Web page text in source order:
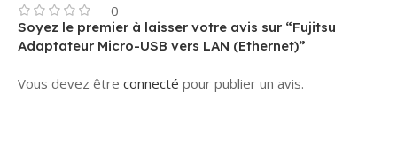
0
Soyez le premier à laisser votre avis sur “Fujitsu
Adaptateur Micro-USB vers LAN (Ethernet)”
Vous devez être connecté pour publier un avis.